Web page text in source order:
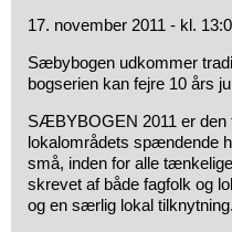
17. november 2011 - kl.
Sæbybogen udkommer
bogserien kan fejre 10 års
SÆBYBOGEN 2011 er den
lokalområdets spændende
små, inden for alle
skrevet af både fagfolk og
og en særlig lokal tilknytning.